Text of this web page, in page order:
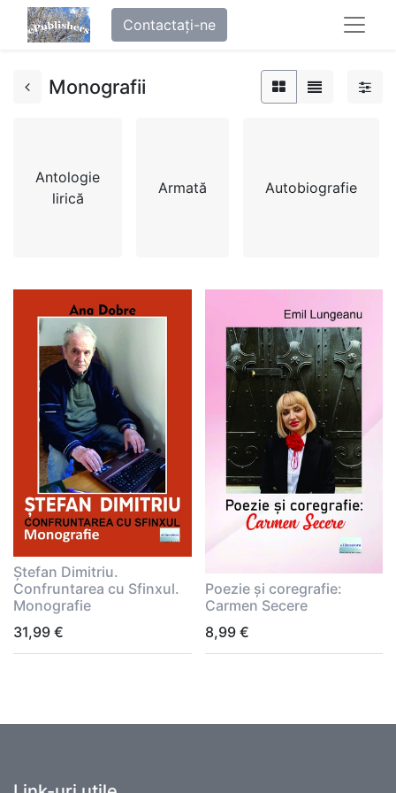
Contactați-ne
Monografii
Antologie
lirică
Armată Autobiografie
Ștefan Dimitriu.
Confruntarea cu Sfinxul.
Monografie
31,99 €
Poezie și coregrafie:
Carmen Secere
8,99€